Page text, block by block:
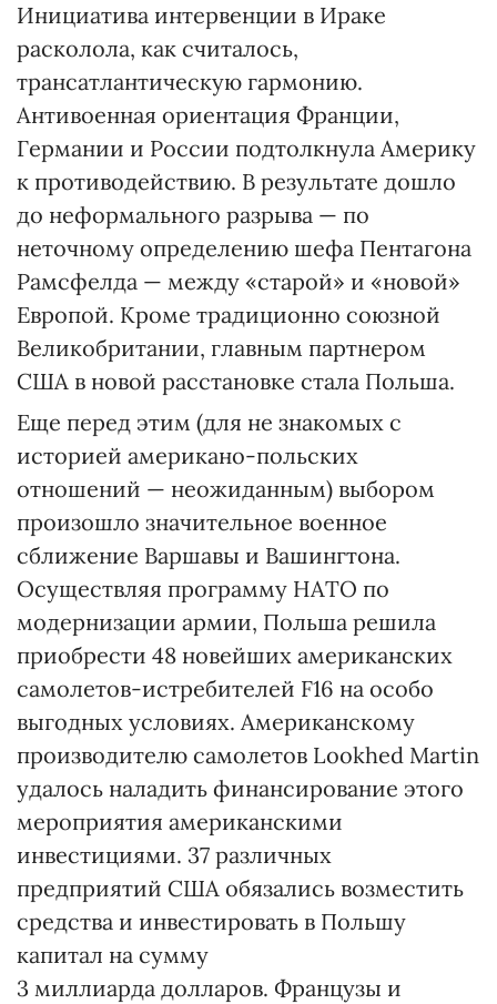
Инициатива интервенции в Ираке
расколола, как считалось,
трансатлантическую гармонию.
Антивоенная ориентация Франции,
Германии и России подтолкнула Америку
к противодействию. В результате дошло
до неформального разрыва — по
неточному определению шефа Пентагона
Рамсфелда — между «старой» и «новой»
Европой. Кроме традиционно союзной
Великобритании, главным партнером
США в новой расстановке стала Польша.
Еще перед этим (для не знакомых с
историей американо-польских
отношений — неожиданным) выбором
произошло значительное военное
сближение Варшавы и Вашингтона.
Осуществляя программу НАТО по
модернизации армии, Польша решила
приобрести 48 новейших американских
самолетов-истребителей F16 на особо
выгодных условиях. Американскому
производителю самолетов Lookhed Martin
удалось наладить финансирование этого
мероприятия американскими
инвестициями. 37 различных
предприятий США обязались возместить
средства и инвестировать в Польшу
капитал на сумму
3 миллиарда долларов. Французы и